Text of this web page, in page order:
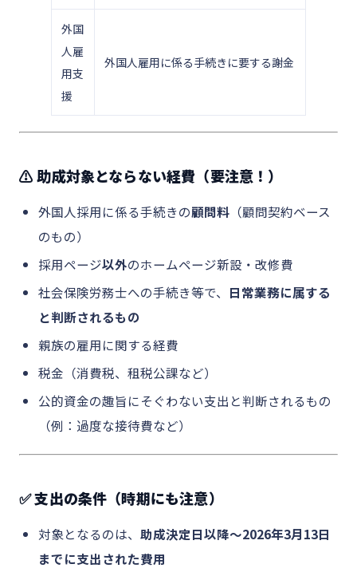
外国
人雇
用支
援
外国人雇用に係る手続きに要する謝金
⚠ 助成対象とならない経費（要注意！）
外国人採用に係る手続きの顧問料 （顧問契約ベース
のもの）
採用ページ以外のホームページ新設・改修費
社会保険労務士への手続き等で、 日常業務に属する
と判断されるもの
親族の雇用に関する経費
税金（消費税、租税公課など）
公的資金の趣旨にそぐわない支出と判断されるもの
（例：過度な接待費など）
✅ 支出の条件（時期にも注意）
対象となるのは、 助成決定日以降～2026年3月13日
までに支出された費用